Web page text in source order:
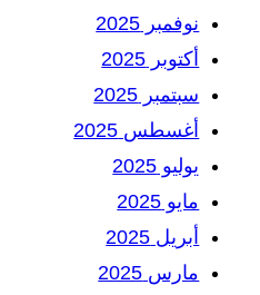
نوفمبر 2025
أكتوبر 2025
سبتمبر 2025
أغسطس 2025
يوليو 2025
مايو 2025
أبريل 2025
مارس 2025